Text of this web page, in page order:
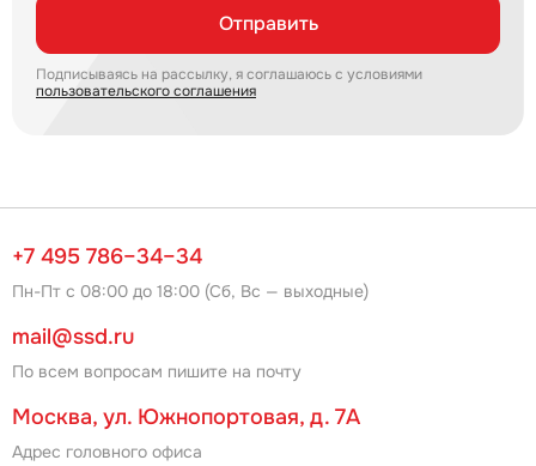
Отправить
Подписываясь на рассылку, я соглашаюсь с условиями
пользовательского соглашения
+7 495 786–34–34
Пн-Пт с 08:00 до 18:00 (Сб, Вс — выходные)
mail@ssd.ru
По всем вопросам пишите на почту
Москва, ул. Южнопортовая, д. 7А
Адрес головного офиса